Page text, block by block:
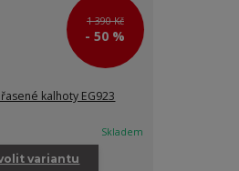
1 390 Kč
- 50 %
kalhoty EG923
Skladem
variantu